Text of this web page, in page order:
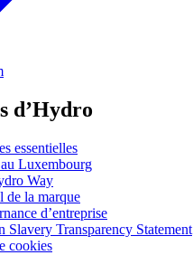
d’Hydro
essentielles
Luxembourg
Way
de la marque
d’entreprise
Slavery Transparency Statement
cookies